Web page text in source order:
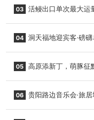
03 活鳗出口单次最大运
04 洞天福地迎宾客·磅
05 高原添新丁，萌豚征
06 贵阳路边音乐会·旅